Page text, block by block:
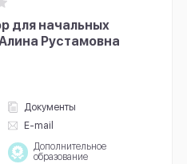
для начальных
Рустамовна
Документы
E-mail
Дополнительное
образование